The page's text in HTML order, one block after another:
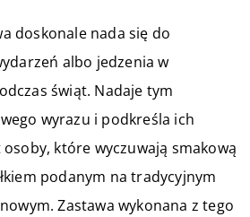
doskonale nada się do
albo jedzenia w
świąt. Nadaje tym
wyrazu i podkreśla ich
które wyczuwają smakową
podanym na tradycyjnym
Zastawa wykonana z tego